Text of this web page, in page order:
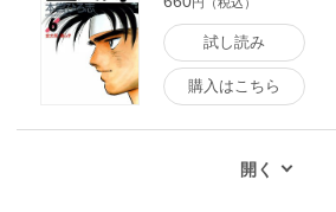
試し読み
購入はこちら